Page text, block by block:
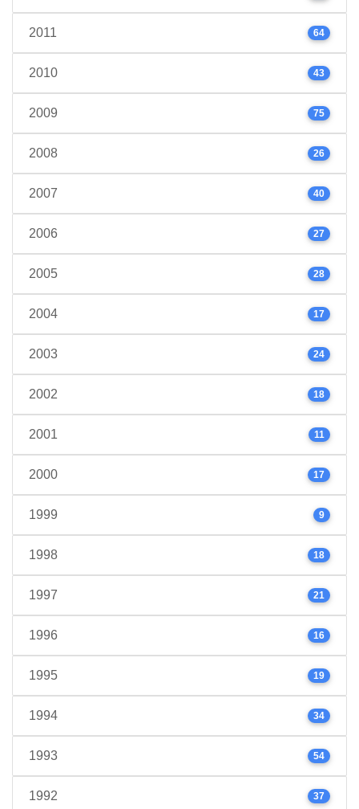
2011 64
2010 43
2009 75
2008 26
2007 40
2006 27
2005 28
2004 17
2003 24
2002 18
2001 11
2000 17
1999 9
1998 18
1997 21
1996 16
1995 19
1994 34
1993 54
1992 37